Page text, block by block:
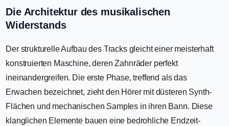
Die Architektur des musikalischen
Widerstands
Der strukturelle Aufbau des Tracks gleicht einer meisterhaft
konstruierten Maschine, deren Zahnräder perfekt
ineinandergreifen. Die erste Phase, treffend als das
Erwachen bezeichnet, zieht den Hörer mit düsteren Synth-
Flächen und mechanischen Samples in ihren Bann. Diese
klanglichen Elemente bauen eine bedrohliche Endzeit-